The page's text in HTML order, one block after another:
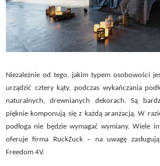
Niezależnie od tego, jakim typem osobowości
urządzić cztery kąty, podczas wykańczania
naturalnych, drewnianych dekorach. Są
pięknie komponują się z każdą aranżacją. W
podłoga nie będzie wymagać wymiany. Wiele
oferuje firma RuckZuck – na uwagę
Freedom 4V.